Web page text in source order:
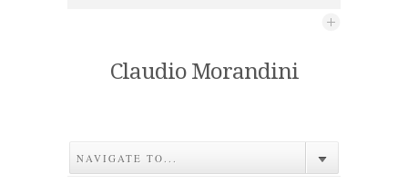
Claudio Morandini
NAVIGATE TO...